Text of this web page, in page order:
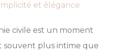
et élégance
civile est un moment
souvent plus intime que